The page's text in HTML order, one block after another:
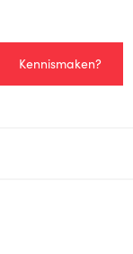
Kennismaken?